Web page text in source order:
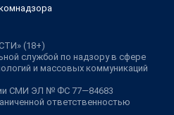
(18+)
службой по надзору в сфере
и массовых коммуникаций
СМИ ЭЛ № ФС 77—84683
ответственностью